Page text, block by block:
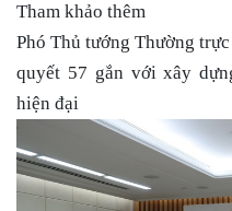
Tham khảo thêm
Phó Thủ tướng Thường
quyết 57 gắn với xây
hiện đại